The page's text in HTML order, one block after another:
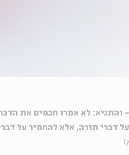
לא אמרו חכמים את
דברי תורה, אלא להחמיר על